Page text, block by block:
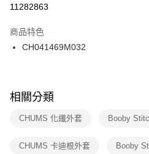
１．於結帳方式選擇「AFTEE先享後付
２．訂單成立數日內，您將收到繳費通知
３．收到繳費通知簡訊後14天內，點擊
ATM／網路銀行／等多元方式進行付款，
※ 交易是否成功請以「AFTEE先享後付
是否繳費成功／繳費後需取消欲退款等相
客戶支援中心」https://
１．透過由恩沛科技股份有限公司提供
每筆NT$100，滿NT$1,500(含以上)
付款後門市自取
每筆NT$100，滿NT$1,500(含以上)
11282863
商品特色
CH041469M032
相關分類
CHUMS 化纖外套 Booby
CHUMS 卡迪根外套 Booby